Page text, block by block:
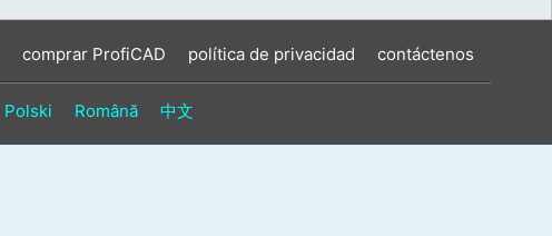
comprar ProfiCAD política de privacidad contáctenos
Polski Română 中文